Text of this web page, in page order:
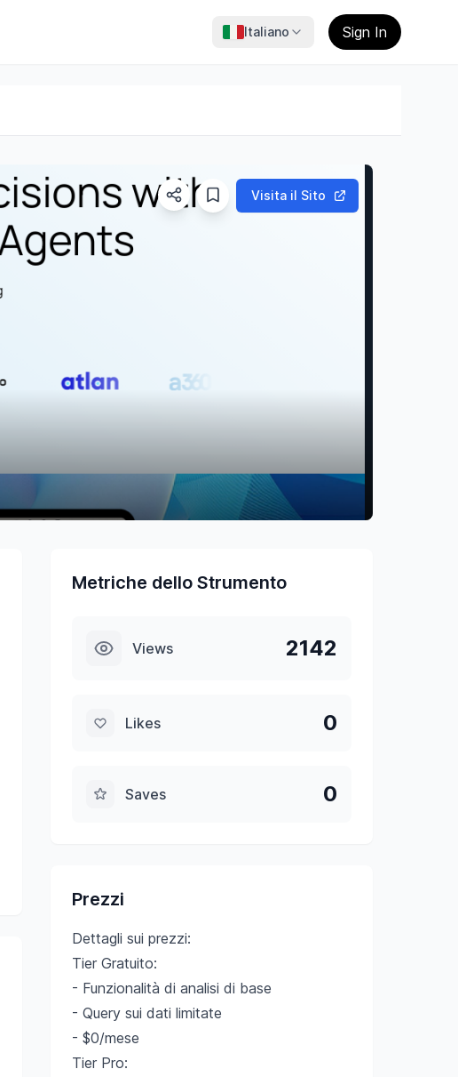
Italiano Sign In
Visita il Sito
Metriche dello Strumento
Views 2142
Likes 0
Saves 0
Prezzi
Dettagli sui prezzi:
Tier Gratuito:
- Funzionalità di analisi di base
- Query sui dati limitate
- $0/mese
Tier Pro: